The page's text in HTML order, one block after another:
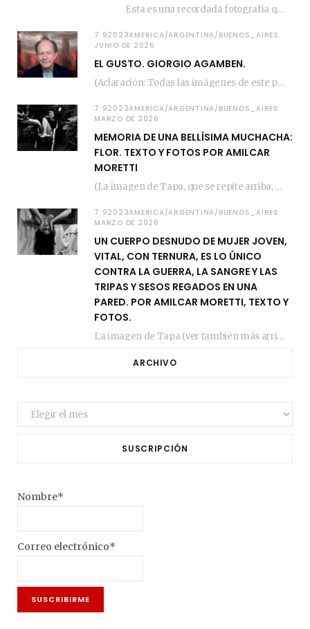
Esta es una recordada fotografía que registré…
7 92023AMERICA/ARGENTINA/BUENOS_AIRES
JUNIO DE 2026
EL GUSTO. GIORGIO AGAMBEN.
(Aclaración: Todas las imágenes de este posteo fueron tomadas de Bloghemia.com, y todos los…
7 92023AMERICA/ARGENTINA/BUENOS_AIRES
MARZO DE 2026
MEMORIA DE UNA BELLÍSIMA MUCHACHA:
FLOR. TEXTO Y FOTOS POR AMILCAR
MORETTI
(La imagen de Tapa, que se repite arriba, fue compuesta por Amilcar Moretti el viernes…
7 92023AMERICA/ARGENTINA/BUENOS_AIRES
MARZO DE 2026
UN CUERPO DESNUDO DE MUJER JOVEN,
VITAL, CON TERNURA, ES LO ÚNICO
CONTRA LA GUERRA, LA SANGRE Y LAS
TRIPAS Y SESOS REGADOS EN UNA
PARED. POR AMILCAR MORETTI, TEXTO Y
FOTOS.
La imagen de Tapa (ver también más arriba) fue compuesta en estos días de febrero…
ARCHIVO
Archivo
SUSCRIPCIÓN
Nombre*
Correo electrónico*